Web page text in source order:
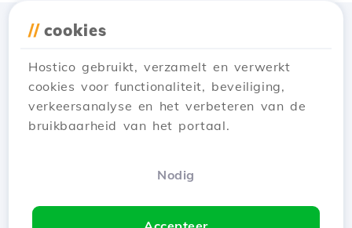
// cookies
Hostico gebruikt, verzamelt en verwerkt
cookies voor functionaliteit, beveiliging,
verkeersanalyse en het verbeteren van de
bruikbaarheid van het portaal.
Nodig
Download de app